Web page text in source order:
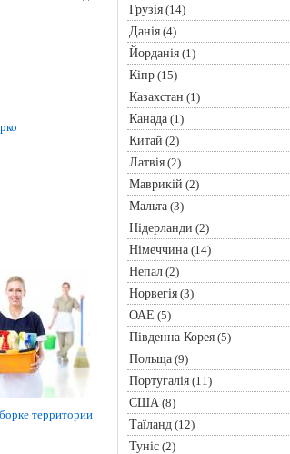
территории
Грузія(14)
Данія(4)
Йорданія(1)
Кіпр(15)
Казахстан (1)
Канада(1)
Китай (2)
Латвія(2)
Маврикій (2)
Мальта(3)
Нідерланди (2)
Німеччина(14)
Непал(2)
Норвегія(3)
ОАЕ (5)
Південна Корея(5)
Польща(9)
Португалія(11)
США(8)
Таїланд(12)
Туніс(2)